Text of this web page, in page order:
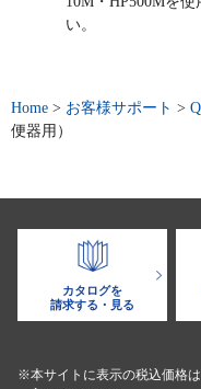
い。
Home > お客様サポート >
便器用）
カタログを
請求する・見る
※本サイトに表示の税込価格